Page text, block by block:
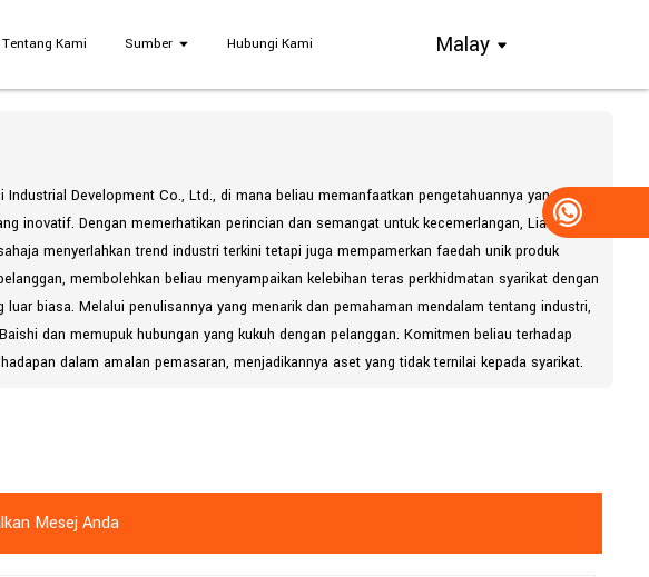
Tentang Kami Sumber Hubungi Kami Malay
Development Co., Ltd., di mana beliau memanfaatkan pengetahuannya yang luas
inovatif. Dengan memerhatikan perincian dan semangat untuk kecemerlangan, Liam kerap
menyerlahkan trend industri terkini tetapi juga mempamerkan faedah unik produk
membolehkan beliau menyampaikan kelebihan teras perkhidmatan syarikat dengan
biasa. Melalui penulisannya yang menarik dan pemahaman mendalam tentang industri,
dan memupuk hubungan yang kukuh dengan pelanggan. Komitmen beliau terhadap
dalam amalan pemasaran, menjadikannya aset yang tidak ternilai kepada syarikat.
Mesej Anda